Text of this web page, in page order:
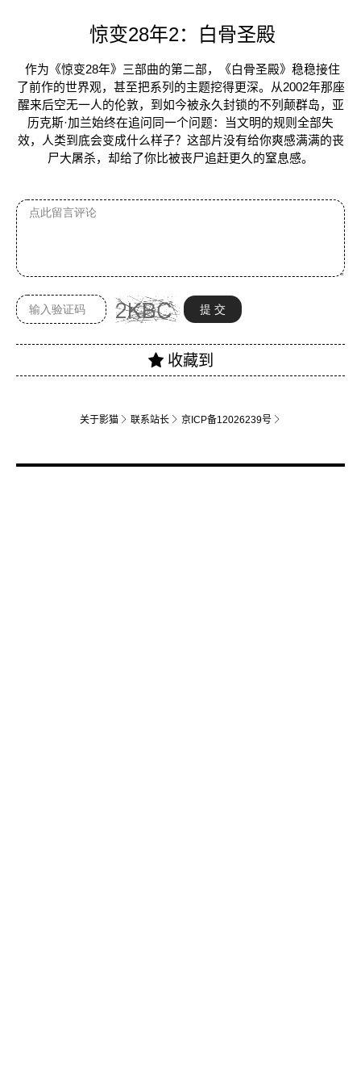
惊变28年2：白骨圣殿
作为《惊变28年》三部曲的第二部，《白骨圣殿》稳稳接住
了前作的世界观，甚至把系列的主题挖得更深。从2002年那座
醒来后空无一人的伦敦，到如今被永久封锁的不列颠群岛，亚
历克斯·加兰始终在追问同一个问题：当文明的规则全部失
效，人类到底会变成什么样子？这部片没有给你爽感满满的丧
尸大屠杀，却给了你比被丧尸追赶更久的窒息感。
关于影猫 联系站长 京ICP备12026239号